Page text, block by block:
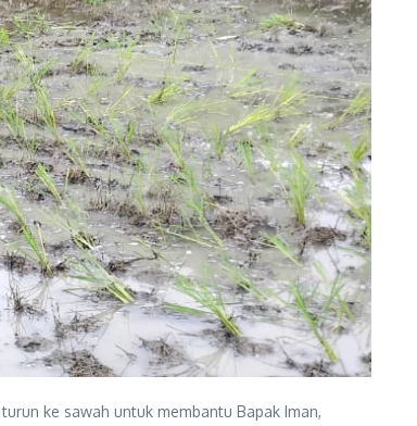
ke sawah untuk membantu Bapak Iman,